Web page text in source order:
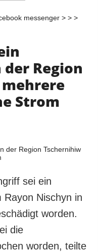
messenger > > >
Region
Strom
sei ein
Rayon Nischyn in
worden.
die
worden, teilte